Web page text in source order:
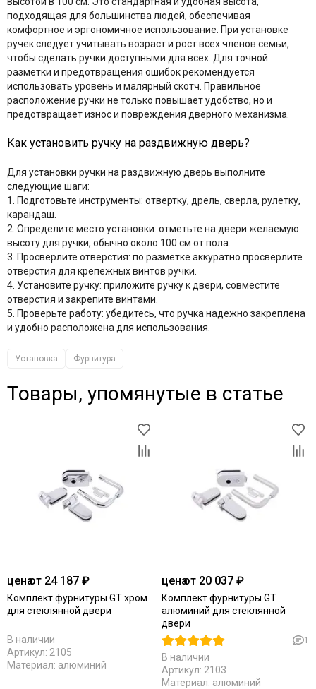
подходящая для большинства людей, обеспечивая
комфортное и эргономичное использование. При установке
ручек следует учитывать возраст и рост всех членов семьи,
чтобы сделать ручки доступными для всех. Для точной
разметки и предотвращения ошибок рекомендуется
использовать уровень и малярный скотч. Правильное
расположение ручки не только повышает удобство, но и
предотвращает износ и повреждения дверного механизма.
Как установить ручку на раздвижную дверь?
Для установки ручки на раздвижную дверь выполните
следующие шаги:
1. Подготовьте инструменты: отвертку, дрель, сверла, рулетку,
карандаш.
2. Определите место установки: отметьте на двери желаемую
высоту для ручки, обычно около 100 см от пола.
3. Просверлите отверстия: по разметке аккуратно просверлите
отверстия для крепежных винтов ручки.
4. Установите ручку: приложите ручку к двери, совместите
отверстия и закрепите винтами.
5. Проверьте работу: убедитесь, что ручка надежно закреплена
и удобно расположена для использования.
Установка Фурнитура
Товары, упомянутые в статье
ценаот 24 187 ₽
Комплект фурнитуры GT хром
для стеклянной двери
В наличии
Артикул: 2105
Материал: алюминий
ценаот 20 037 ₽
Комплект фурнитуры GT
алюминий для стеклянной
двери
1
В наличии
Артикул: 2103
Материал: алюминий